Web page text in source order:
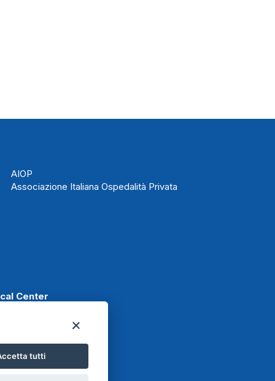
tutti
AIOP
Associazione Italiana Ospedalità Privata
Center